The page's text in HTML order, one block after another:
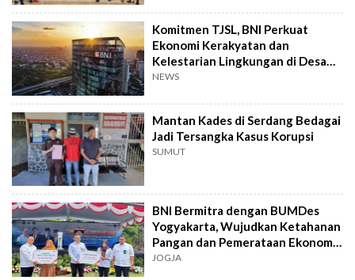
Komitmen TJSL, BNI Perkuat
Ekonomi Kerakyatan dan
Kelestarian Lingkungan di Desa
Ponggok Jawa Tengah
NEWS
Mantan Kades di Serdang Bedagai
Jadi Tersangka Kasus Korupsi
SUMUT
BNI Bermitra dengan BUMDes
Yogyakarta, Wujudkan Ketahanan
Pangan dan Pemerataan Ekonomi
Desa
JOGJA